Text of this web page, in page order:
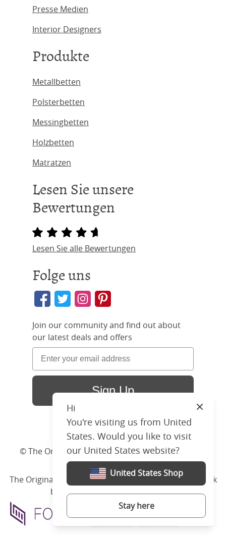
Presse Medien
Interior Designers
Produkte
Metallbetten
Polsterbetten
Messingbetten
Holzbetten
Matratzen
Lesen Sie unsere
Bewertungen
Lesen Sie alle Bewertungen
Folge uns
Join our community and find out about
our latest deals and offers
Sign Up
© The Original Bedstead Co. (2026) Company No.
03662796 VAT No. 726 3896 02
The Original Bed Co.
is rated4.8stars by Reviews.co.uk
based on2274merchant reviews
Hi
You're visiting us from United
States. Would you like to visit
our United States website?
United States Shop
Stay here
Close